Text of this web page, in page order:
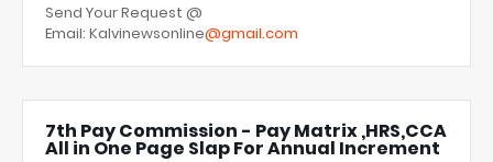
Send Your Request @
Email: Kalvinewsonline@gmail.com
7th Pay Commission - Pay Matrix ,HRS,CCA
All in One Page Slap For Annual Increment